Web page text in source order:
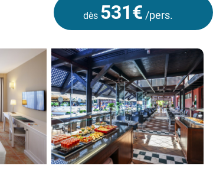
dès 531€ /pers.